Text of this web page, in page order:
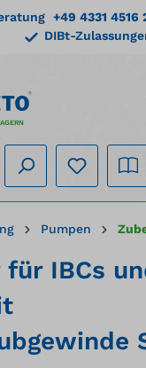
+49 4331 4516
DIBt-
Pumpen
für IBCs